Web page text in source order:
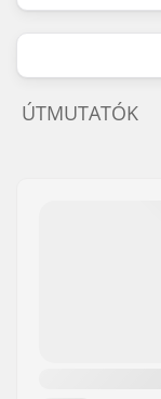
ÚTMUTATÓK